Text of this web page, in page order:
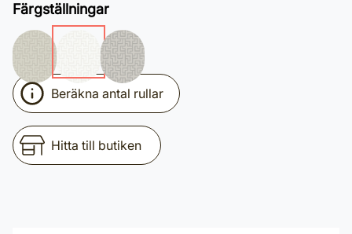
Färgställningar
Beräkna antal rullar
Hitta till butiken